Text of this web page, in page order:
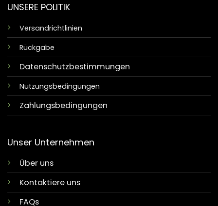
UNSERE POLITIK
Versandrichtlinien
Rückgabe
Datenschutzbestimmungen
Nutzungsbedingungen
Zahlungsbedingungen
Unser Unternehmen
Über uns
Kontaktiere uns
FAQs